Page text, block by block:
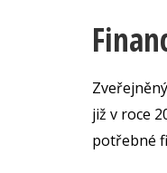
již v roce
potřebné